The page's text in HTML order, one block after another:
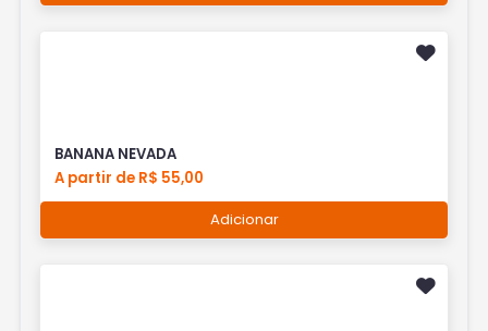
BANANA NEVADA
A partir de R$ 55,00
Adicionar